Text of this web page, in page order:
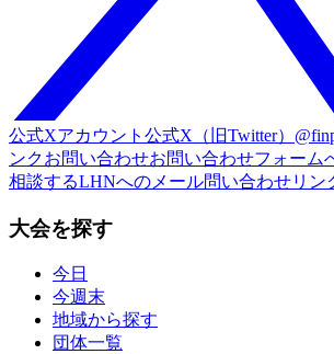
公式Xアカウント 公式X（旧Twitter）
ンクお問い合わせお問い合わせフォーム
相談するLHNへのメール問い合わせリン
大会を探す
今日
今週末
地域から探す
団体一覧